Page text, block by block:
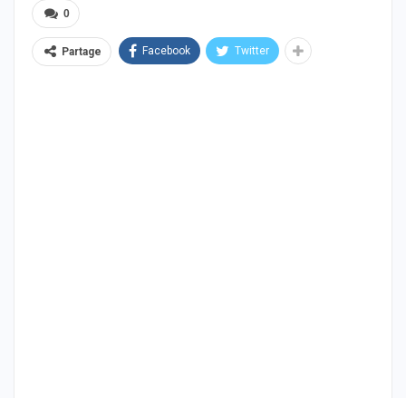
0
Partage Facebook Twitter